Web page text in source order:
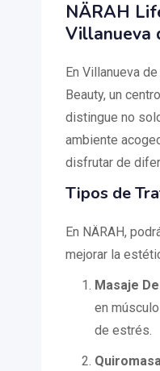
NÄRAH
Villanueva
En Villanueva
Beauty, un
distingue no
ambiente
disfrutar de
Tipos de
En NÄRAH,
mejorar la
Masaje
en
de estrés.